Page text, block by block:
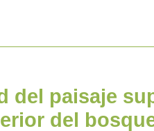
del paisaje
del